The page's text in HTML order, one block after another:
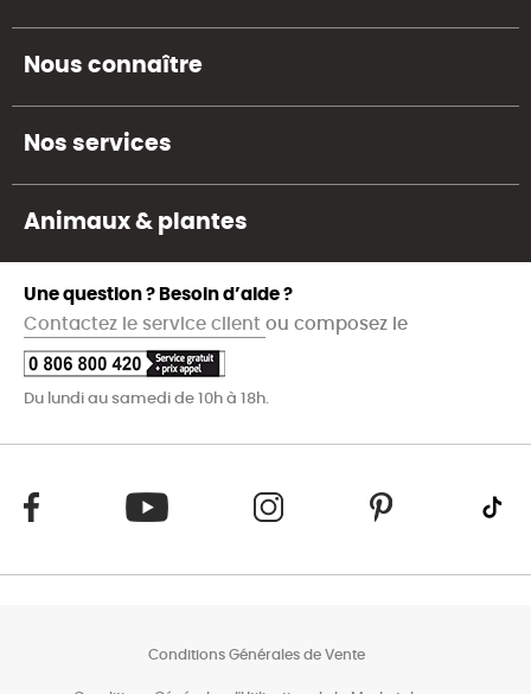
Nous connaître
Nos services
Animaux & plantes
Une question ? Besoin d’aide ?
Contactez le service client ou composez le
Du lundi au samedi de 10h à 18h.
Conditions Générales de Vente